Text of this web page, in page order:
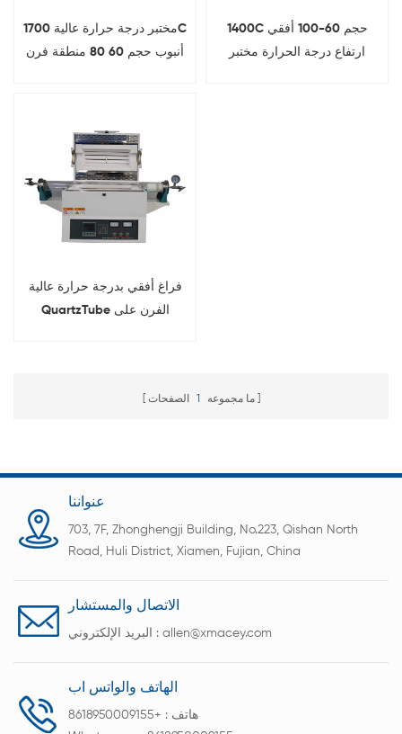
مختبر درجة حرارة عالية 1700C
أنبوب حجم 60 80 منطقة فرن
1400C حجم 60-100 أفقي
ارتفاع درجة الحرارة مختبر
فراغ أفقي بدرجة حرارة عالية
QuartzTube الفرن على
ما مجموعه 1 الصفحات
عنواننا
703, 7F, Zhonghengji Building, No.223, Qishan North
Road, Huli District, Xiamen, Fujian, China
الاتصال والمستشار
البريد الإلكتروني : allen@xmacey.com
الهاتف والواتس اب
هاتف : +8618950009155